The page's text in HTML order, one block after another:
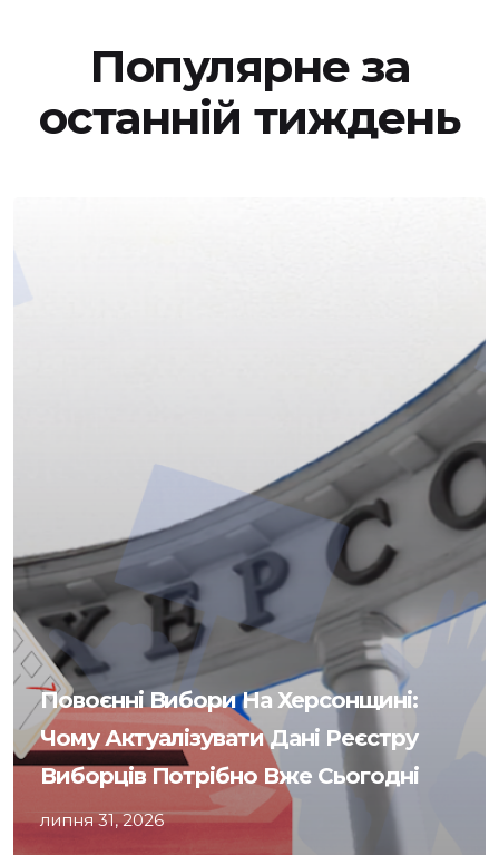
Популярне за
останній тиждень
Повоєнні Вибори На Херсонщині:
Чому Актуалізувати Дані Реєстру
Виборців Потрібно Вже Сьогодні
липня 31, 2026